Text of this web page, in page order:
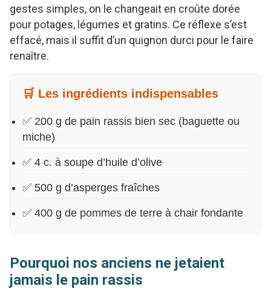
gestes simples, on le changeait en croûte dorée
pour potages, légumes et gratins. Ce réflexe s’est
effacé, mais il suffit d’un quignon durci pour le faire
renaître.
🛒 Les ingrédients indispensables
✅ 200 g de pain rassis bien sec (baguette ou
miche)
✅ 4 c. à soupe d’huile d’olive
✅ 500 g d’asperges fraîches
✅ 400 g de pommes de terre à chair fondante
Pourquoi nos anciens ne jetaient
jamais le pain rassis